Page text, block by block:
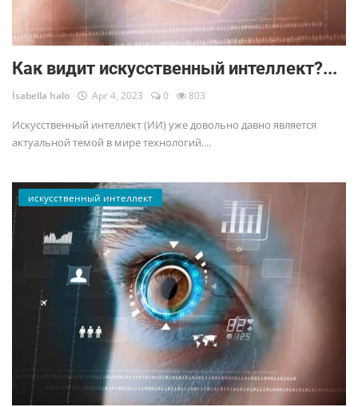
Как видит искусственный интеллект?...
İsabella halo Apr 4, 2023 0 803
Искусственный интеллект (ИИ) уже довольно давно является
актуальной темой в мире технологий....
искусственный интеллект